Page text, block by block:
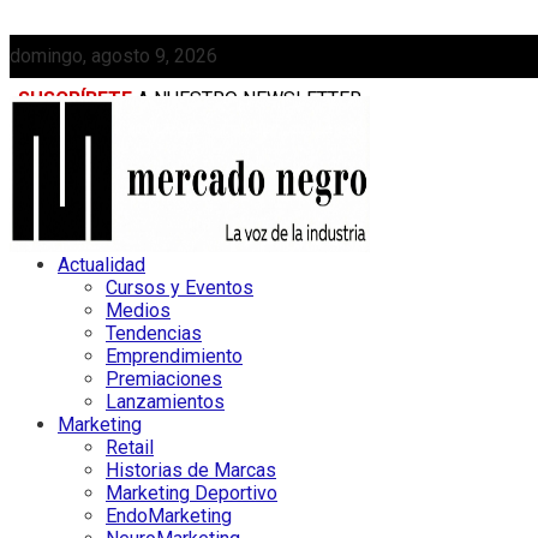
domingo, agosto 9, 2026
SUSCRÍBETE A NUESTRO NEWSLETTER
MEDIAKIT
Actualidad
Cursos y Eventos
Medios
Tendencias
Emprendimiento
Premiaciones
Lanzamientos
Marketing
Retail
Historias de Marcas
Marketing Deportivo
EndoMarketing